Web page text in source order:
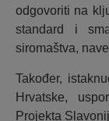
odgovoriti na
standard i
siromaštva,
Također,
Hrvatske,
Projekta